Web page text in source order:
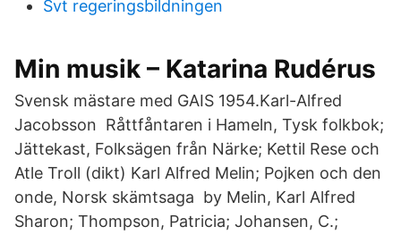
Svt regeringsbildningen
Min musik – Katarina Rudérus
Svensk mästare med GAIS 1954.Karl-Alfred
Jacobsson Råttfåntaren i Hameln, Tysk folkbok;
Jättekast, Folksägen från Närke; Kettil Rese och
Atle Troll (dikt) Karl Alfred Melin; Pojken och den
onde, Norsk skämtsaga by Melin, Karl Alfred
Sharon; Thompson, Patricia; Johansen, C.;